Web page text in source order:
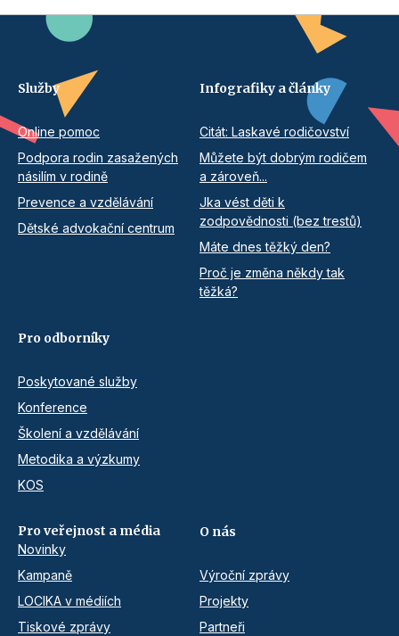
Služby
Online pomoc
Podpora rodin zasažených
násilím v rodině
Prevence a vzdělávání
Dětské advokační centrum
Infografiky a články
Citát: Laskavé rodičovství
Můžete být dobrým rodičem
a zároveň...
Jka vést děti k
zodpovědnosti (bez trestů)
Máte dnes těžký den?
Proč je změna někdy tak
těžká?
Pro odborníky
Poskytované služby
Konference
Školení a vzdělávání
Metodika a výzkumy
KOS
Pro veřejnost a média
Novinky
Kampaně
LOCIKA v médiích
Tiskové zprávy
O nás
Výroční zprávy
Projekty
Partneři